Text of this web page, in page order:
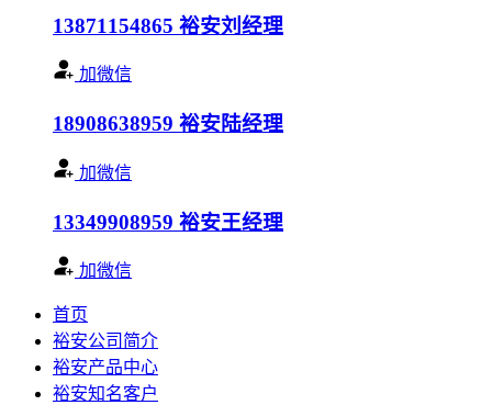
13871154865 裕安刘经理
加微信
18908638959 裕安陆经理
加微信
13349908959 裕安王经理
加微信
首页
裕安公司简介
裕安产品中心
裕安知名客户